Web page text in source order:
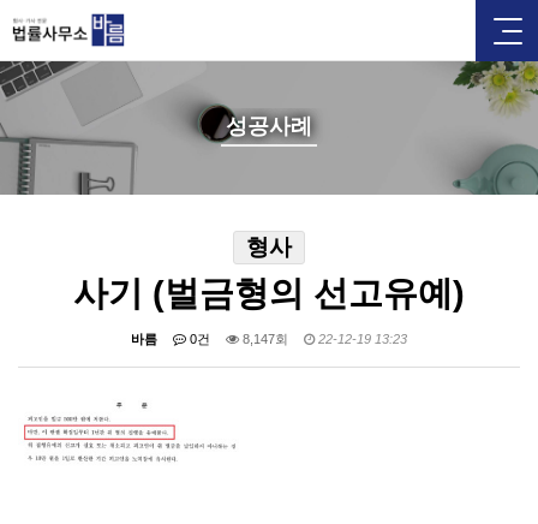
성공사례
형사
사기 (벌금형의 선고유예)
바름 0건 8,147회 22-12-19 13:23